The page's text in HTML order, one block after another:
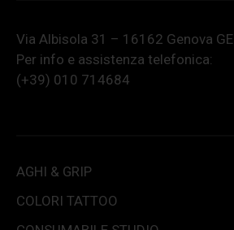
Via Albisola 31 – 16162 Genova GE
Per info e assistenza telefonica:
(+39) 010 714684
AGHI & GRIP
COLORI TATTOO